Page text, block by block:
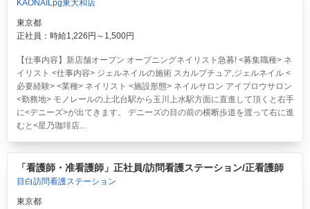
KAONAILpg東大和店
東京都
正社員：時給1,226円～1,500円
【仕事内容】新店舗オープン オープニングネイリスト急募! <募集職種> ネ
イリスト <仕事内容> ジェルネイルの施術 スカルプチュア,ジェルネイル <
必要経験> <業種> ネイリスト <施設形態> ネイルサロン アイブロウサロン
<勤務地> モノレールの上北台駅から玉川上水駅方面に直進して頂くと右手
に<デニーズ>が出てきます。 デニーズの目の前の横断歩道を渡って右に進
むと<星乃珈琲店...
「看護師・准看護師」正社員/訪問看護ステーション/正看護師
目白訪問看護ステーション
東京都